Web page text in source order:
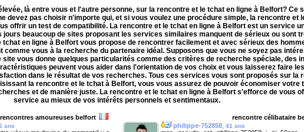
là entre vous et l'autre personne, sur la rencontre et le tchat en ligne à Belfort? Ce
devez pas choisir n'importe qui, et si vous voulez une procédure simple, la rencontre et
offrir un test de compatibilité. La rencontre et le tchat en ligne à Belfort est un service
jours beaucoup de sites proposant les services similaires manquent de sérieux ou sont
en ligne à Belfort vous propose de rencontrer facilement et avec sérieux des
comme vous à la recherche du partenaire idéal. Supposons que vous ne soyez pas
site vous donne quelques particularités comme des critères de recherche spéciale, des
peuvent vous aider dans l'orientation de vos choix et vous laisserez faire
dans le résultat de vos recherches. Tous ces services vous sont proposés sur la
la rencontre et le tchat à Belfort, vous vous assurez de pouvoir économiser votre
et de manière juste. La rencontre et le tchat en ligne à Belfort s'efforce de vous
service au mieux de vos intérêts personnels et sentimentaux.
rencontres amoureuses belfort
ans
rencontre célibataire
philippe-752858 , 41 ans